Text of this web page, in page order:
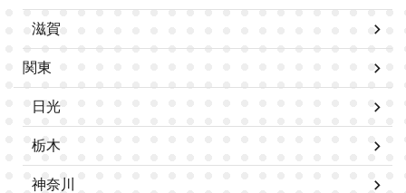
滋賀
関東
日光
栃木
神奈川